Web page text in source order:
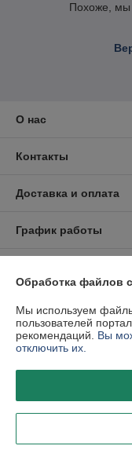
Похоже, мы
О нас
Контакты
Доставка и оплата
График работы
Политика обработки
Сайт создан на
Обработка файлов
Мы используем
пользователей
рекомендаций. Вы
отключить их.